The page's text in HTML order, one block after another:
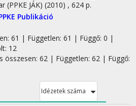
(PPKE JÁK) (2010) , 624 p.
Publikáció
61 | Független: 61 | Függő: 0 |
12
összesen: 62 | Független: 62 | Függő:
Idézetek száma